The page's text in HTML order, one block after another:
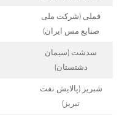
فملی (شرکت ملی
صنایع مس ایران)
سدشت (سیمان
دشتستان)
شبریز (پالایش نفت
تبریز)